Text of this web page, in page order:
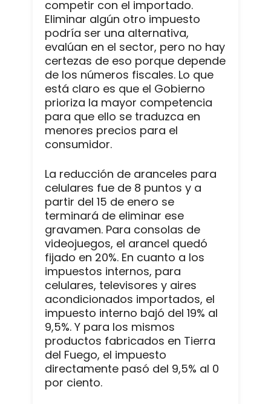
competir con el importado.
Eliminar algún otro impuesto
podría ser una alternativa,
evalúan en el sector, pero no hay
certezas de eso porque depende
de los números fiscales. Lo que
está claro es que el Gobierno
prioriza la mayor competencia
para que ello se traduzca en
menores precios para el
consumidor.
La reducción de aranceles para
celulares fue de 8 puntos y a
partir del 15 de enero se
terminará de eliminar ese
gravamen. Para consolas de
videojuegos, el arancel quedó
fijado en 20%. En cuanto a los
impuestos internos, para
celulares, televisores y aires
acondicionados importados, el
impuesto interno bajó del 19% al
9,5%. Y para los mismos
productos fabricados en Tierra
del Fuego, el impuesto
directamente pasó del 9,5% al 0
por ciento.